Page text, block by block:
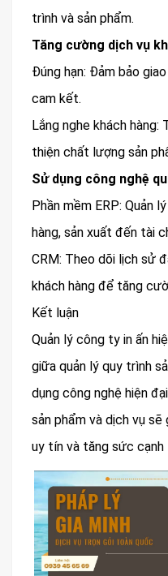
trình và sản phẩm.
Tăng cường dịch vụ
Đúng hạn: Đảm bảo
cam kết.
Lắng nghe khách hàng:
thiện chất lượng sản
Sử dụng công nghệ
Phần mềm ERP: Quản
hàng, sản xuất đến tài
CRM: Theo dõi lịch sử
khách hàng để tăng
Kết luận
Quản lý công ty in ấn
giữa quản lý quy trình
dụng công nghệ hiện
sản phẩm và dịch vụ sẽ
uy tín và tăng sức